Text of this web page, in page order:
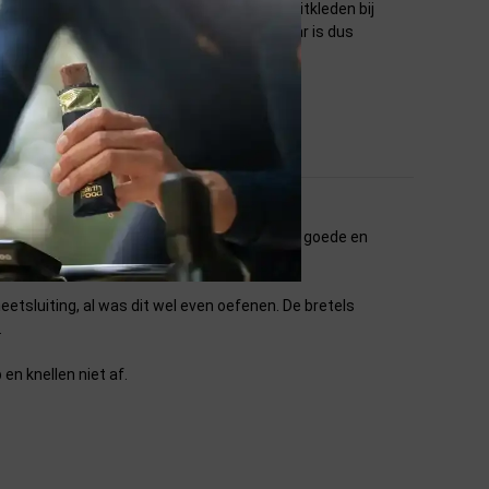
een pluspunt in de zin dat je je niet moet uitkleden bij
te klikken, dat lukt onmogelijk zelf. Daar is dus
(>100km) zonder problemen. Erg goede en
al was dit wel even oefenen. De bretels
knellen niet af.